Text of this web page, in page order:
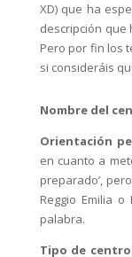
XD) que ha
descripción que
Pero por fin los
si consideráis
Nombre del
Orientación
en cuanto a
preparado’,
Reggio Emilia
palabra.
Tipo de